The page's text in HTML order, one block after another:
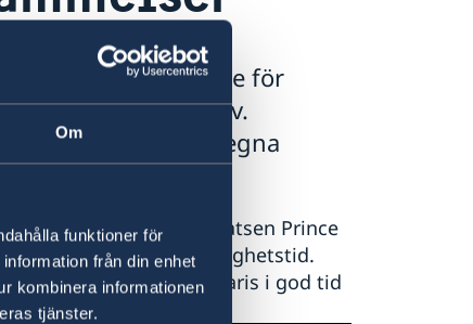
Om
funktioner för
från din enhet
kombinera informationen
tjänster.
ansvarar inte för
visumkrav.
med landets egna
internationella flygplatsen Prince
kvarvarande giltighetstid.
ambassad i Paris i god tid